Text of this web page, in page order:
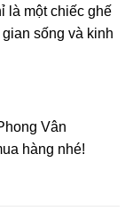
là một chiếc ghế
sống và kinh
Vân
hàng nhé!